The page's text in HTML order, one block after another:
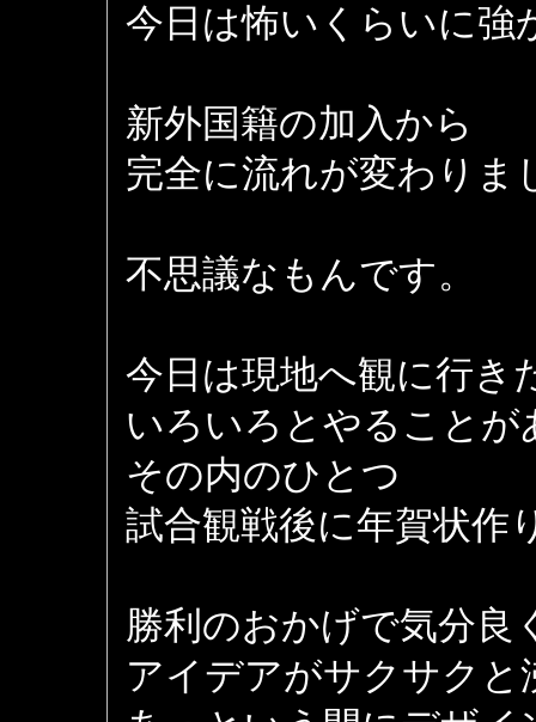
今日は怖いくらいに強
新外国籍の加入から
完全に流れが変わりま
不思議なもんです。
今日は現地へ観に行き
いろいろとやることが
その内のひとつ
試合観戦後に年賀状作
勝利のおかげで気分良
アイデアがサクサクと